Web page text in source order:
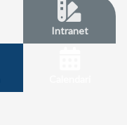
Intranet